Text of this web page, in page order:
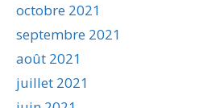
octobre 2021
septembre 2021
août 2021
juillet 2021